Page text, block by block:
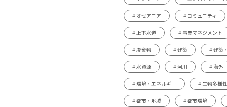
# オセアニア # コミュニティ
# 上下水道 # 事業マネジメント
# 廃棄物 # 建築 # 建築
# 水資源 # 河川 # 海外
# 環境・エネルギー # 生物多様性
# 都市・地域 # 都市環境